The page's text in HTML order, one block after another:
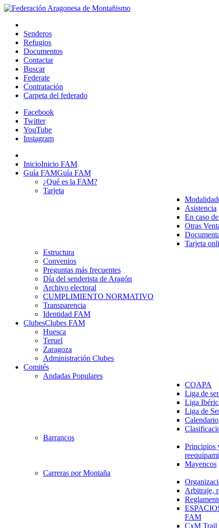
Senderos
Refugios
Documentos
Contactar
Buscar
Federate
Contratación
Carpeta del federado
Facebook
Twitter
YouTube
Instagram
InicioInicio FAM
Guía FAMGuía FAM
¿Qué es la FAM?
Tarjeta
Asistencia
En caso
Otras
Tarjeta
Estructura
Convenios
Preguntas más frecuentes
Día del senderista de Aragón
Archivo electoral
CUMPLIMIENTO NORMATIVO
Transparencia
Identidad FAM
ClubesClubes FAM
Huesca
Teruel
Zaragoza
Administración Clubes
Comités
Andadas Populares
COAPA
Liga de
Liga
Liga de
Calendario
Barrancos
Principios
Mayencos
Carreras por Montaña
Arbitraje,
FAM
CxM